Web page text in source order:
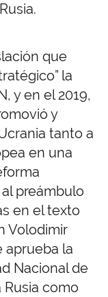
que
la
y en el 2019,
y
tanto a
en una
preámbulo
en el texto
Volodimir
aprueba la
Nacional de
Rusia como